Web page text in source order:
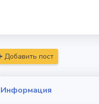
Добавить пост
Информация